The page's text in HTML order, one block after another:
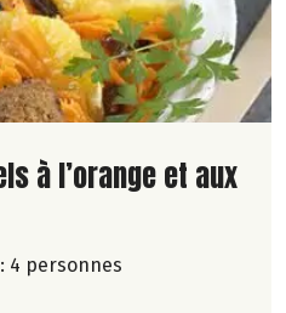
à l’orange et aux
4 personnes